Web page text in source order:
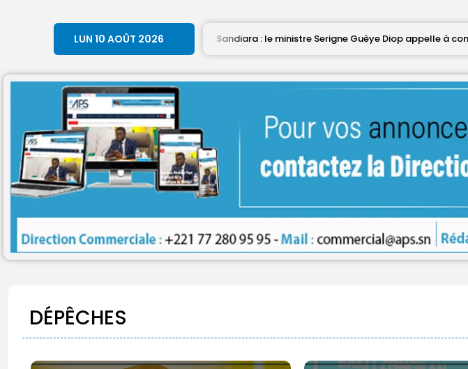
LUN 10 AOÛT 2026
DÉPÊCHES Sandiara : le ministre Serigne Guèye Diop appelle à concilier développement
DÉPÊCHES